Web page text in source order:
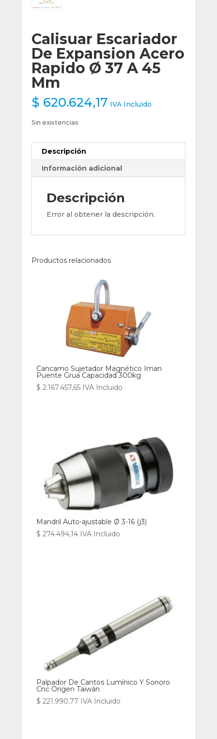
Calisuar Escariador
De Expansion Acero
Rapido Ø 37 A 45
Mm
$ 620.624,17 IVA Incluido
Sin existencias
Descripción
Información adicional
Descripción
Error al obtener la descripción.
Productos relacionados
Cancamo Sujetador Magnético Iman
Puente Grua Capacidad 300kg
$ 2.167.457,65 IVA Incluido
Mandril Auto-ajustable Ø 3-16 (j3)
$ 274.494,14 IVA Incluido
Palpador De Cantos Lumínico Y Sonoro
Cnc Origen Taiwán
$ 221.990,77 IVA Incluido